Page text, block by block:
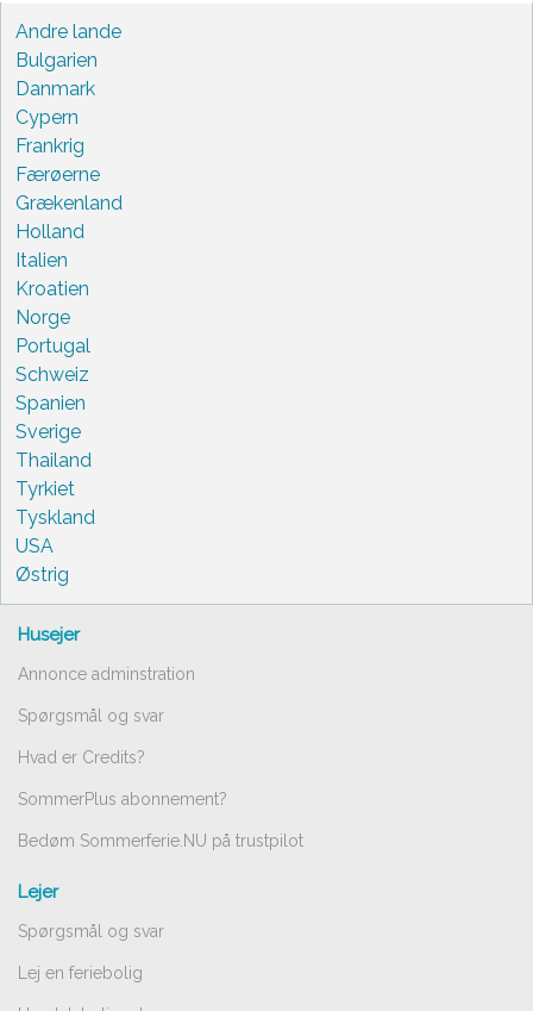
Andre lande
Bulgarien
Danmark
Cypern
Frankrig
Færøerne
Grækenland
Holland
Italien
Kroatien
Norge
Portugal
Schweiz
Spanien
Sverige
Thailand
Tyrkiet
Tyskland
USA
Østrig
Husejer
Annonce adminstration
Spørgsmål og svar
Hvad er Credits?
SommerPlus abonnement?
Bedøm Sommerferie.NU på trustpilot
Lejer
Spørgsmål og svar
Lej en feriebolig